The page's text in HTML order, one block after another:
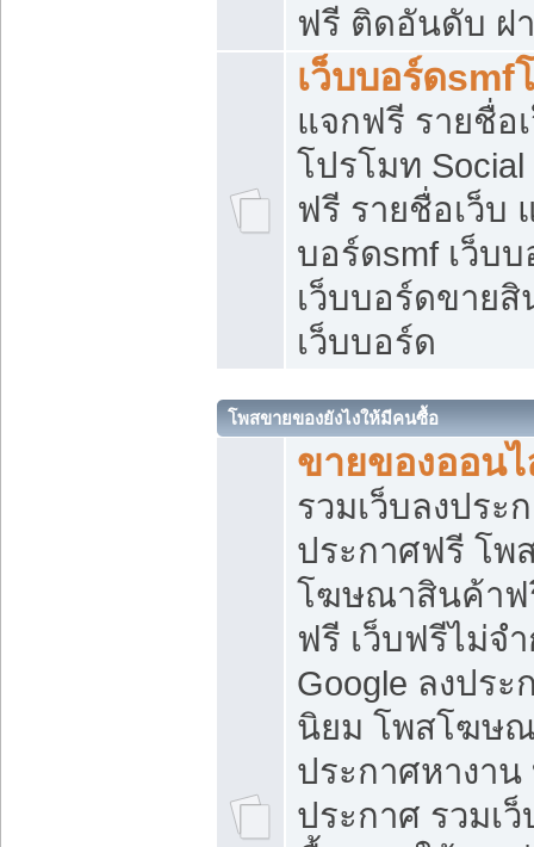
ฟรี ติดอันดับ ฝ
เว็บบอร์ดsmf
แจกฟรี รายชื่อ
โปรโมท
ฟรี รายชื่อเว็บ
บอร์ดsmf เว็บ
เว็บบอร์ดขาย
เว็บบอร์ด
โพสขายของยังไงให้มีคนซื้อ
ขายของออน
รวมเว็บลงประ
ประกาศฟรี โพ
โฆษณาสินค้าฟ
ฟรี เว็บฟรีไม่จ
Google ลงปร
นิยม โพสโฆษ
ประกาศหางาน
ประกาศ รวมเ